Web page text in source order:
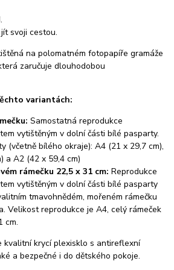
svoji cestou.
na polomatném fotopapíře gramáže
zaručuje dlouhodobou
variantách:
Samostatná reprodukce
vytištěným v dolní části bílé pasparty.
(včetně bílého okraje): A4 (21 x 29,7 cm),
a A2 (42 x 59,4 cm)
rámečku 22,5 x 31 cm: Reprodukce
vytištěným v dolní části bílé pasparty
tmavohnědém, mořeném rámečku
Velikost reprodukce je A4, celý rámeček
cm.
kvalitní krycí plexisklo s antireflexní
a bezpečné i do dětského pokoje.